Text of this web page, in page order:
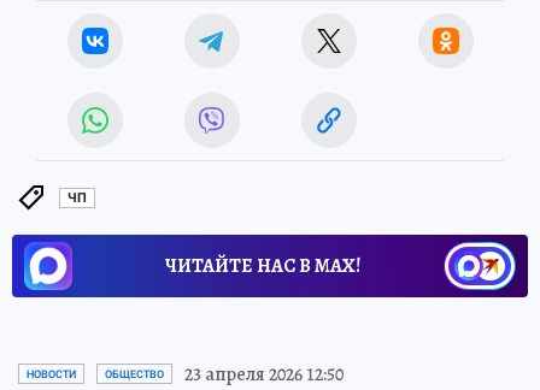
ЧП
ЧИТАЙТЕ НАС В МАХ!
НОВОСТИ ОБЩЕСТВО 23 апреля 2026 12:50